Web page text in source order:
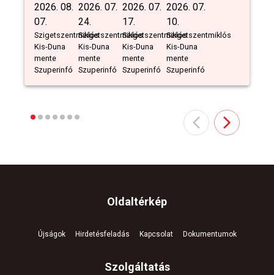
2026. 08.
07.
Szigetszentmiklós
Kis-Duna
mente
Szuperinfó
2026. 07.
24.
Szigetszentmiklós
Kis-Duna
mente
Szuperinfó
2026. 07.
17.
Szigetszentmiklós
Kis-Duna
mente
Szuperinfó
2026. 07.
10.
Szigetszentmiklós
Kis-Duna
mente
Szuperinfó
Szolgáltatás
Oldaltérkép
Újságok Hirdetésfeladás Kapcsolat Dokumentumok